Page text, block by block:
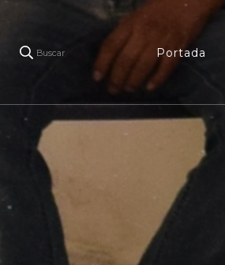
Buscar Portada